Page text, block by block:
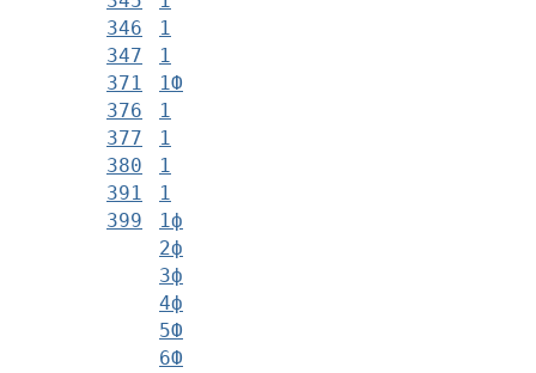
346
1
347
1
371
1Ф
376
1
377
1
380
1
391
1
399
1ф
2ф
3ф
4ф
5Ф
6Ф